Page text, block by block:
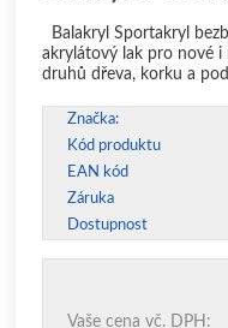
akrylátový lak pro nové i
druhů dřeva, korku a
Značka:
Kód produktu
EAN kód
Záruka
Dostupnost
Vaše cena vč. DPH: